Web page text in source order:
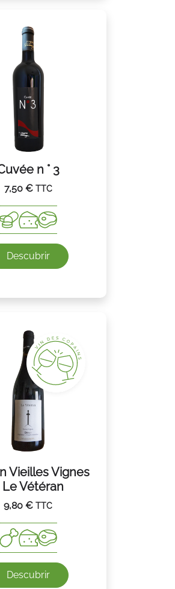
n ° 3
7,50 € TTC
Descubrir
Vieilles Vignes
Le Vétéran
9,80 € TTC
Descubrir